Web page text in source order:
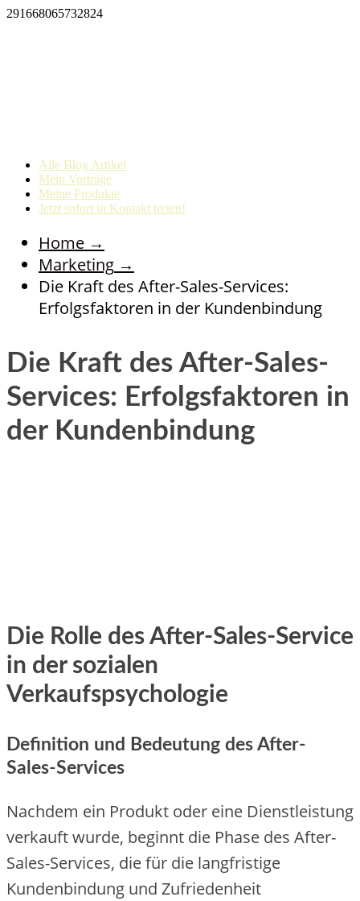
291668065732824
Alle Blog Artikel
Mein Vorträge
Meine Produkte
Jetzt sofort in Kontakt treten!
Home →
Marketing →
Die Kraft des After-Sales-Services:
Erfolgsfaktoren in der Kundenbindung
Die Kraft des After-Sales-
Services: Erfolgsfaktoren in
der Kundenbindung
Die Rolle des After-Sales-Service
in der sozialen
Verkaufspsychologie
Definition und Bedeutung des After-
Sales-Services
Nachdem ein Produkt oder eine Dienstleistung
verkauft wurde, beginnt die Phase des After-
Sales-Services, die für die langfristige
Kundenbindung und Zufriedenheit